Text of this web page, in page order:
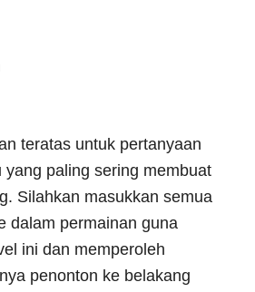
teratas untuk pertanyaan
yang paling sering membuat
Silahkan masukkan semua
dalam permainan guna
ini dan memperoleh
penonton ke belakang